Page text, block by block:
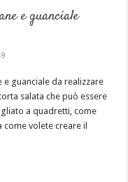
e guanciale
e guanciale da realizzare
salata che può essere
a quadretti, come
volete creare il